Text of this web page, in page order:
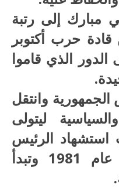
إلى رتبة
حرب أكتوبر
الذي قاموا
وانتقل
ليتولى
الرئيس
محمد أنور السادات، عام 1981 وتبدأ